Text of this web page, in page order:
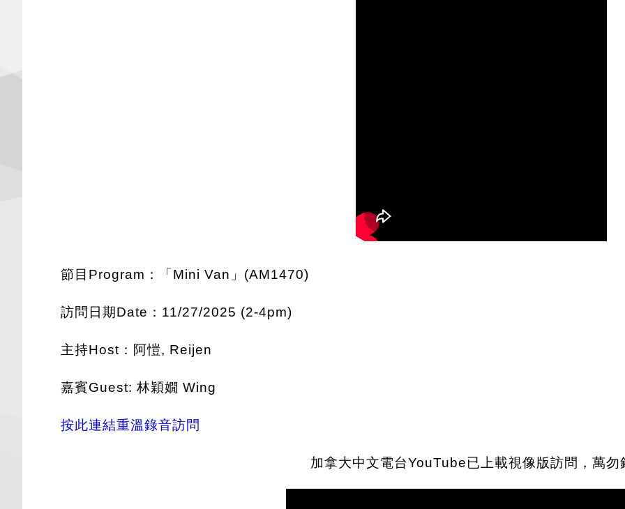
節目Program：「Mini Van」(AM1470)
訪問日期Date：11/27/2025 (2-4pm)
主持Host：阿愷, Reijen
嘉賓Guest: 林穎嫺 Wing
按此連結重溫錄音訪問
加拿大中文電台YouTube已上載視像版訪問，萬勿